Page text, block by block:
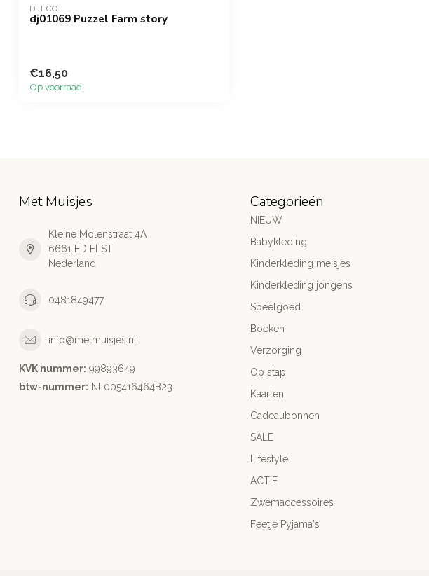
DJECO
dj01069 Puzzel Farm story
€16,50
Op voorraad
Met Muisjes
Kleine Molenstraat 4A
6661 ED ELST
Nederland
0481849477
info@metmuisjes.nl
KVK nummer: 99893649
btw-nummer: NL005416464B23
Categorieën
NIEUW
Babykleding
Kinderkleding meisjes
Kinderkleding jongens
Speelgoed
Boeken
Verzorging
Op stap
Kaarten
Cadeaubonnen
SALE
Lifestyle
ACTIE
Zwemaccessoires
Feetje Pyjama's